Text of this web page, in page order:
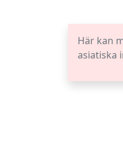
Här kan
asiatiska